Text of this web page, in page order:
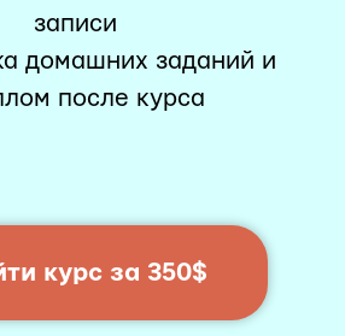
записи
домашних заданий и
после курса
курс за 350$